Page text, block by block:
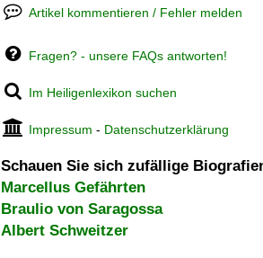
Artikel kommentieren / Fehler melden
Fragen? - unsere FAQs antworten!
Im Heiligenlexikon suchen
Impressum - Datenschutzerklärung
Schauen Sie sich zufällige
Marcellus Gefährten
Braulio von Saragossa
Albert Schweitzer